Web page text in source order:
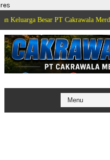
res
PT Cakrawala Merdeka